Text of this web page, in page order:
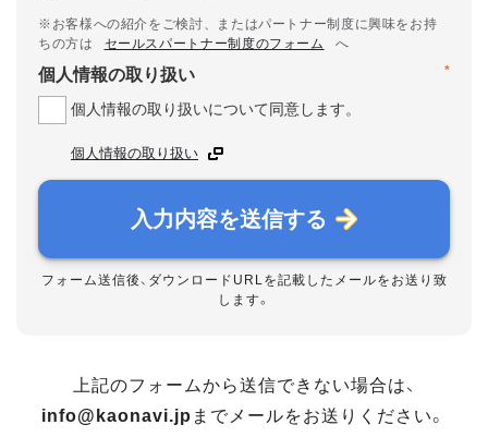
※お客様への紹介をご検討、またはパートナー制度に興味をお持
ちの方は
セールスパートナー制度のフォーム
へ
*
個人情報の取り扱い
個人情報の取り扱いについて同意します。
個人情報の取り扱い
入力内容を送信する
フォーム送信後、ダウンロードURLを記載したメールをお送り致
します。
上記のフォームから送信できない場合は、
info@kaonavi.jp までメールをお送りください。